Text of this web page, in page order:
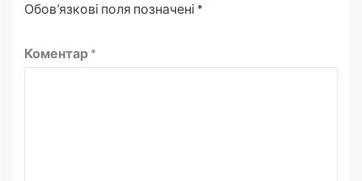
Обов’язкові поля позначені *
Коментар *